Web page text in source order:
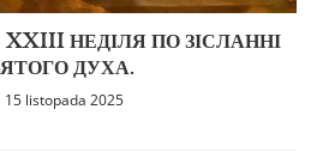
НЕДІЛЯ ПО ЗІСЛАННІ
ДУХА.
15 listopada 2025